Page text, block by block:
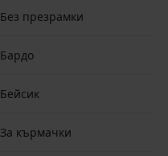
Без презрамки
Бардо
Бейсик
За кърмачки